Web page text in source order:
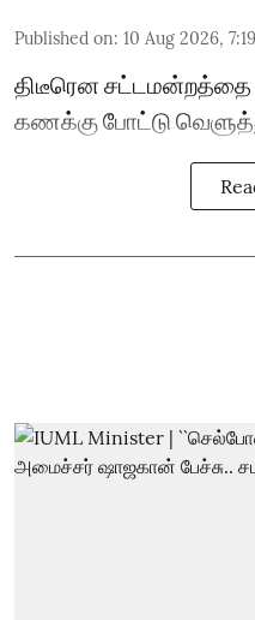
Published on: 10 Aug 2026,
திடீரென சட்டமன்றத்தை
கணக்கு போட்டு